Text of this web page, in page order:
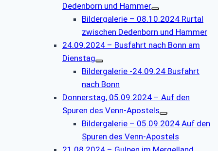
Dedenborn und Hammer
Bildergalerie – 08.10.2024 Rurtal
zwischen Dedenborn und Hammer
24.09.2024 – Busfahrt nach Bonn am
Dienstag
Bildergalerie -24.09.24 Busfahrt
nach Bonn
Donnerstag, 05.09.2024 – Auf den
Spuren des Venn-Apostels
Bildergalerie – 05.09.2024 Auf den
Spuren des Venn-Apostels